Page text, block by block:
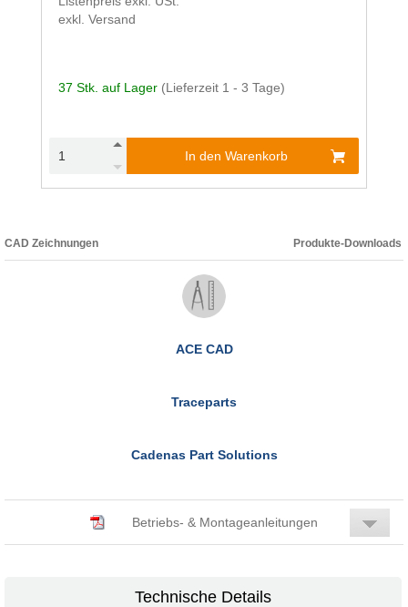
exkl. Versand
37 Stk. auf Lager (Lieferzeit 1 - 3 Tage)
In den Warenkorb
CAD Zeichnungen Produkte-Downloads
ACE CAD
Traceparts
Cadenas Part Solutions
Betriebs- & Montageanleitungen
Technische Details